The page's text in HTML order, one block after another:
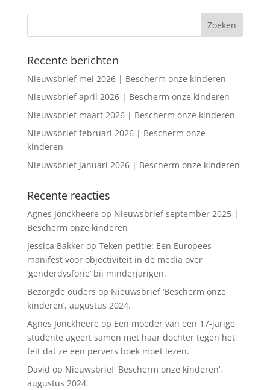
Recente berichten
Nieuwsbrief mei 2026 | Bescherm onze kinderen
Nieuwsbrief april 2026 | Bescherm onze kinderen
Nieuwsbrief maart 2026 | Bescherm onze kinderen
Nieuwsbrief februari 2026 | Bescherm onze
kinderen
Nieuwsbrief januari 2026 | Bescherm onze kinderen
Recente reacties
Agnes Jonckheere op Nieuwsbrief september 2025 |
Bescherm onze kinderen
Jessica Bakkerop Teken petitie: Een Europees
manifest voor objectiviteit in de media over
‘genderdysforie’ bij minderjarigen.
Bezorgde ouders op Nieuwsbrief ‘Bescherm onze
kinderen’, augustus 2024.
Agnes Jonckheere op Een moeder van een 17-jarige
studente ageert samen met haar dochter tegen het
feit dat ze een pervers boek moet lezen.
David op Nieuwsbrief ‘Bescherm onze kinderen’,
augustus 2024.